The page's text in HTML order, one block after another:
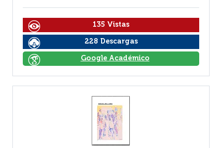
135 Vistas
228 Descargas
Google Académico